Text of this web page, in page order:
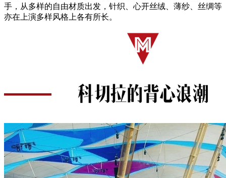
手，从多样的自由材质出发，针织、心开丝绒、薄纱、丝绸等
亦在上演多样风格上各有所长。